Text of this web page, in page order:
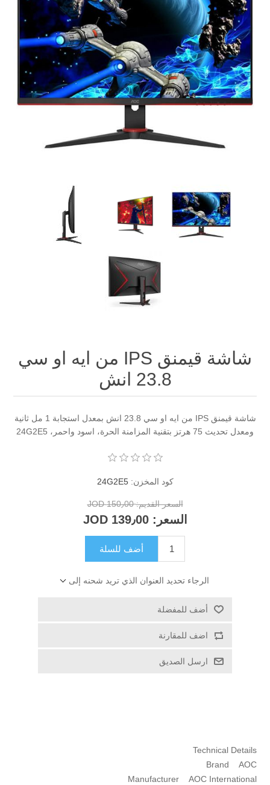
المدونة
شاشة قيمنق IPS من ايه او سي
23.8 انش
شاشة قيمنق IPS من ايه او سي 23.8 انش بمعدل استجابة 1 مل ثانية
ومعدل تحديث 75 هرتز بتقنية المزامنة الحرة، اسود واحمر، 24G2E5
كود المخزن: 24G2E5
السعر القديم: 150٫00 JOD
السعر: 139٫00 JOD
أضف للسلة
الرجاء تحديد العنوان الذي تريد شحنه إلى
أضف للمفضلة
اضف للمقارنة
ارسل الصديق
Technical Details
Brand ‎AOC
Manufacturer ‎AOC International